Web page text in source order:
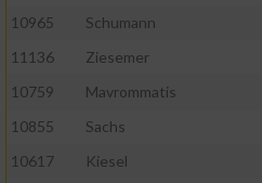
10965
Schumann
11136
Ziesemer
10759
Mavrommatis
10855
Sachs
10617
Kiesel